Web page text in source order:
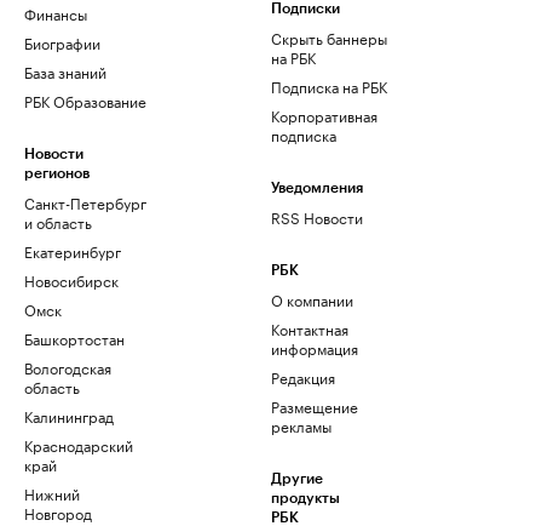
Финансы
Биографии
База знаний
РБК Образование
Новости
регионов
Санкт-Петербург
и область
Екатеринбург
Новосибирск
Омск
Башкортостан
Вологодская
область
Калининград
Краснодарский
край
Нижний
Новгород
Подписки
Скрыть баннеры
на РБК
Подписка на РБК
Корпоративная
подписка
Уведомления
RSS Новости
РБК
О компании
Контактная
информация
Редакция
Размещение
рекламы
Другие
продукты
РБК